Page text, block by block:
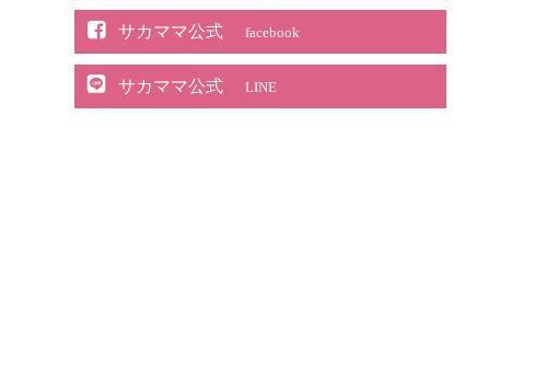
サカママ公式 facebook
サカママ公式 LINE